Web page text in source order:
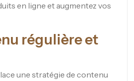
en ligne et augmentez vos
régulière et
une stratégie de contenu